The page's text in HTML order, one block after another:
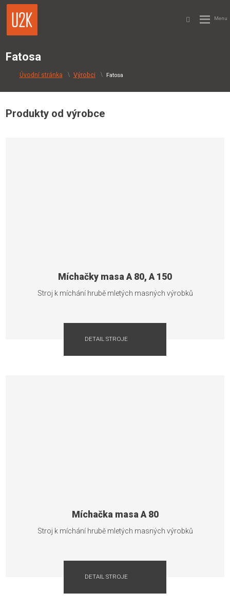
Fatosa
Výrobci Fatosa
Produkty od výrobce
Míchačky masa A 80, A 150
Stroj k míchání hrubě mletých masných výrobků
Míchačka masa A 80
Stroj k míchání hrubě mletých masných výrobků